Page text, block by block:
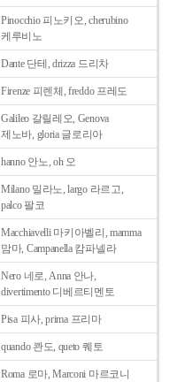
Pinocchio 피노키오, cherubino
케루비노
Dante 단테, drizza 드리차
Firenze 피렌체, freddo 프레도
Galileo 갈릴레오, Genova
제노바, gloria 글로리아
hanno 안노, oh 오
Milano 밀라노, largo 라르고,
palco 팔코
Macchiavelli 마키아벨리, mamma
맘마, Campanella 캄파넬라
Nero 네로, Anna 안나,
divertimento 디베르티멘토
Pisa 피사, prima 프리마
quando 콴도, queto 퀘토
Roma 로마, Marconi 마르코니